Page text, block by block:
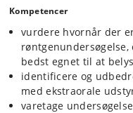
Kompetencer
vurdere hvornår der
bedst egnet til at
identificere og
med ekstraorale
varetage